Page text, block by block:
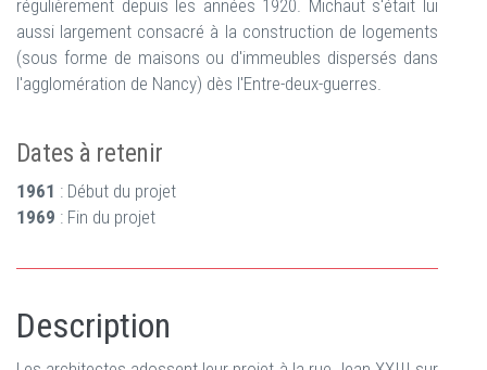
régulièrement depuis les années 1920. Michaut s'était lui
aussi largement consacré à la construction de logements
(sous forme de maisons ou d'immeubles dispersés dans
l'agglomération de Nancy) dès l'Entre-deux-guerres.
Dates à retenir
1961 : Début du projet
1969 : Fin du projet
Description